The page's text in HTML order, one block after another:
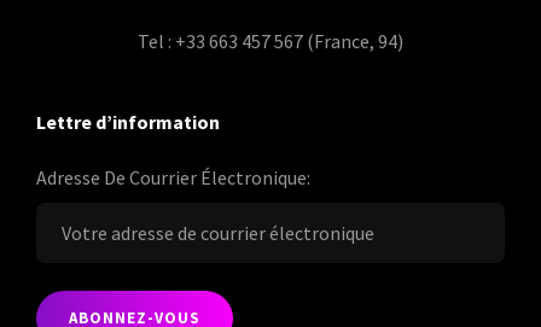
Tel : +33 663 457 567 (France, 94)
Lettre d’information
Adresse De Courrier Électronique: